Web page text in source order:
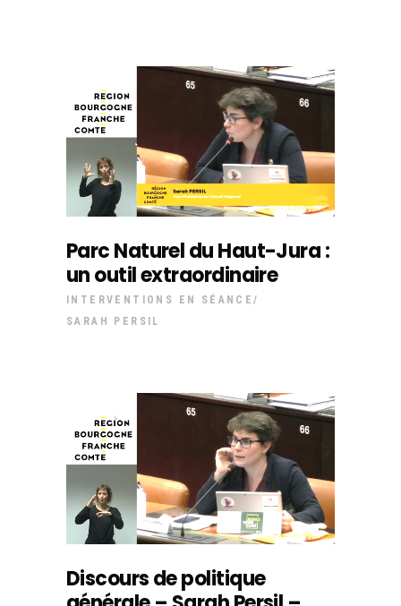
Parc Naturel du Haut-Jura :
un outil extraordinaire
INTERVENTIONS EN SÉANCE
SARAH PERSIL
Discours de politique